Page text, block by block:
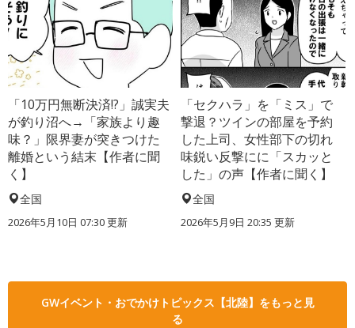
「10万円無断決済!?」誠実夫
が釣り沼へ→「家族より趣
味？」限界妻が突きつけた
離婚という結末【作者に聞
く】
全国
2026年5月10日 07:30 更新
「セクハラ」を「ミス」で
撃退？ツインの部屋を予約
した上司、女性部下の切れ
味鋭い反撃にに「スカッと
した」の声【作者に聞く】
全国
2026年5月9日 20:35 更新
GWイベント・おでかけトピックス【北陸】をもっと見
る